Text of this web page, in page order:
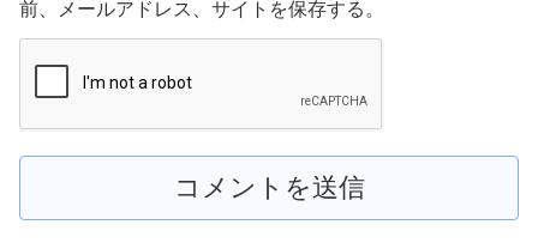
前、メールアドレス、サイトを保存する。